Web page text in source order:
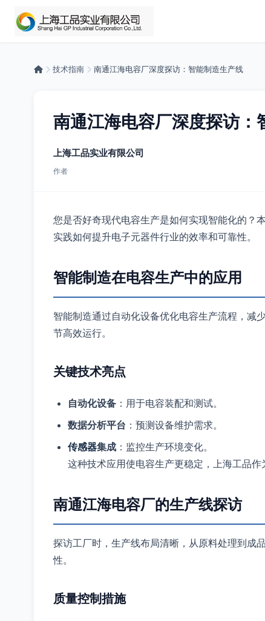
技术指南 南通江海电容厂深度探访：智能制造生产线
南通江海电容厂深度探访：
上海工品实业有限公司
作者
您是否好奇现代电容生产是如何实现智能化的？
实践如何提升电子元器件行业的效率和可靠性。
智能制造在电容生产中的应用
智能制造通过自动化设备优化电容生产流程，减
节高效运行。
关键技术亮点
自动化设备 ：用于电容装配和测试。
数据分析平台 ：预测设备维护需求。
传感器集成 ：监控生产环境变化。
这种技术应用使电容生产更稳定，上海工品作
南通江海电容厂的生产线探访
探访工厂时，生产线布局清晰，从原料处理到成
性。
质量控制措施